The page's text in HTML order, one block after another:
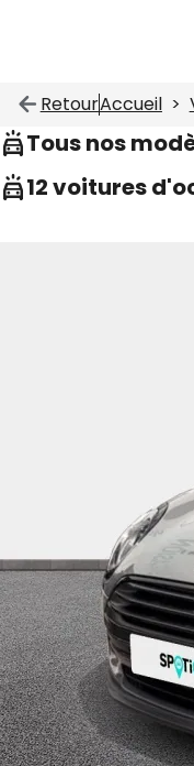
RetourAccueil
Tous nos
12 voitures